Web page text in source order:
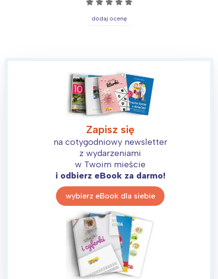
dodaj ocenę
Zapisz się
na cotygodniowy newsletter
z wydarzeniami
w Twoim mieście
i odbierz eBook za darmo!
wybierz eBook dla siebie
Interesują mnie wydarzenia z
tego regionu:
Trójmiasto
Poznań
Śląsk
Kraków
Południe
Północ
Wszystkie
Wybieram